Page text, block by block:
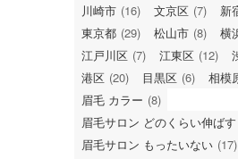
川崎市 (16) 文京区 (7) 新
東京都 (29) 松山市 (8) 横
江戸川区 (7) 江東区 (12)
港区 (20) 目黒区 (6) 相模
眉毛 カラー (8)
眉毛サロン どのくらい伸ばす
眉毛サロン もったいない (17)